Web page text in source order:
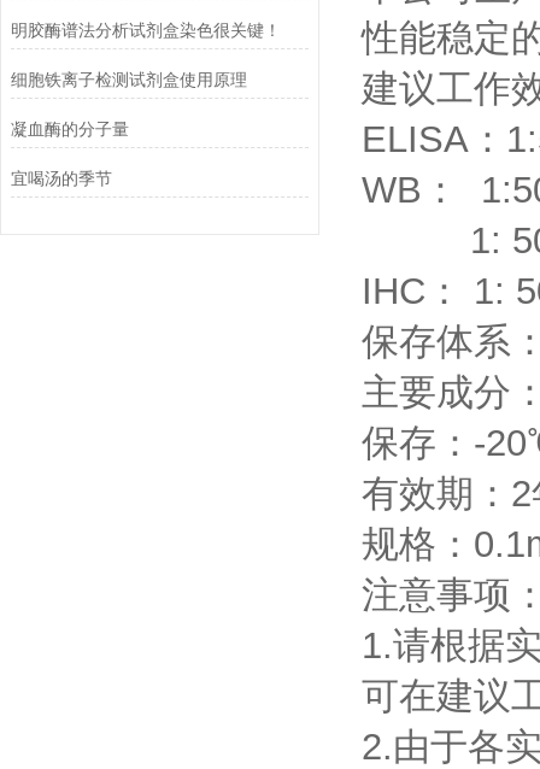
明胶酶谱法分析试剂盒染色很关键！
细胞铁离子检测试剂盒使用原理
凝血酶的分子量
宜喝汤的季节
性能稳定
建议工作
ELISA：
WB：
1: 500
IHC： 1:
保存体系
主要成分
保存：-
有效期：2
规格：
注意事项
1.请根据
可在建议
2.由于各